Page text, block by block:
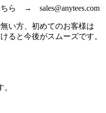
ら → sales@anytees.com
い方、初めてのお客様は
ると今後がスムーズです。